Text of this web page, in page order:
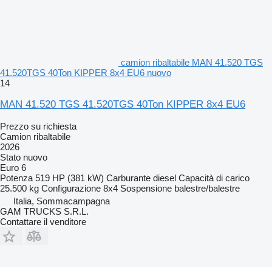
camion ribaltabile MAN 41.520 TGS
41.520TGS 40Ton KIPPER 8x4 EU6 nuovo
14
MAN 41.520 TGS 41.520TGS 40Ton KIPPER 8x4 EU6
Prezzo su richiesta
Camion ribaltabile
2026
Stato nuovo
Euro 6
Potenza 519 HP (381 kW) Carburante diesel Capacità di carico
25.500 kg Configurazione 8x4 Sospensione balestre/balestre
Italia, Sommacampagna
GAM TRUCKS S.R.L.
Contattare il venditore